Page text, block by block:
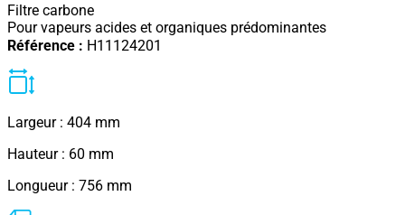
Filtre carbone
Pour vapeurs acides et organiques prédominantes
Référence : H11124201
Largeur : 404 mm
Hauteur : 60 mm
Longueur : 756 mm